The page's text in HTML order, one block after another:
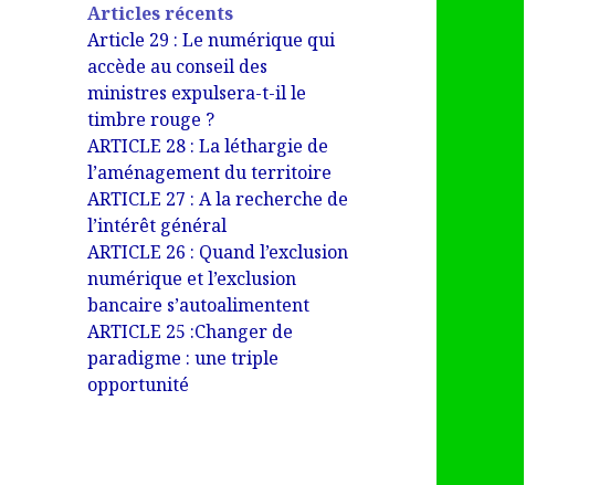
Articles récents
Article 29 : Le numérique qui
accède au conseil des
ministres expulsera-t-il le
timbre rouge ?
ARTICLE 28 : La léthargie de
l’aménagement du territoire
ARTICLE 27 : A la recherche de
l’intérêt général
ARTICLE 26 : Quand l’exclusion
numérique et l’exclusion
bancaire s’autoalimentent
ARTICLE 25 :Changer de
paradigme : une triple
opportunité